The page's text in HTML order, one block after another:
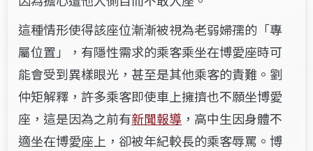
這種情形使得該座位漸漸被視為老弱婦孺的「專
屬位置」，有隱性需求的乘客乘坐在博愛座時可
能會受到異樣眼光，甚至是其他乘客的責難。劉
仲矩解釋，許多乘客即使車上擁擠也不願坐博愛
座，這是因為之前有新聞報導 ，高中生因身體不
適坐在博愛座上，卻被年紀較長的乘客辱罵。博